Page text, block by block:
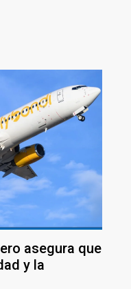
asegura que
y la